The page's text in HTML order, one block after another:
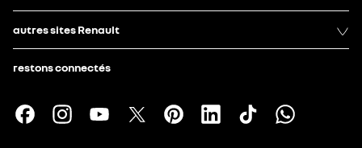
autres sites Renault
restons connectés